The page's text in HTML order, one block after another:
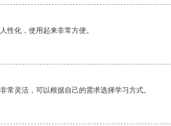
性化，使用起来非常方便。
常灵活，可以根据自己的需求选择学习方式。